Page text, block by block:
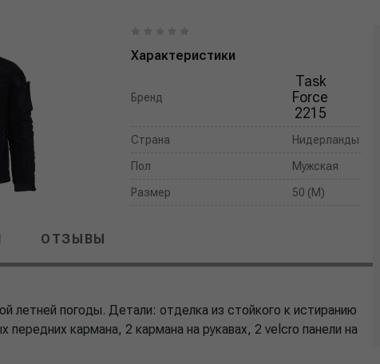
Характеристики
Бренд
Task
Force
2215
Страна Нидерланды
Пол Мужская
Размер 50 (M)
ОТЗЫВЫ
летней погоды. Детали: отделка из стойкого к истиранию
передних кармана, 2 кармана на рукавах, 2 velcro панели на